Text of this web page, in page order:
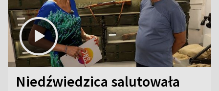
Niedźwiedzica salutowała